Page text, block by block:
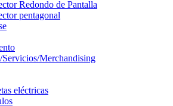
Redondo de Pantalla
pentagonal
Servicios/Merchandising
eléctricas